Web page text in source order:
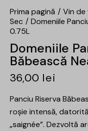
Prima pagină Vin de
Sec
Domeniile
0.75L
Domeniile
Băbească
36,00 lei
Panciu Riserva
roşie intensă,
„saignée”. Dezvoltă